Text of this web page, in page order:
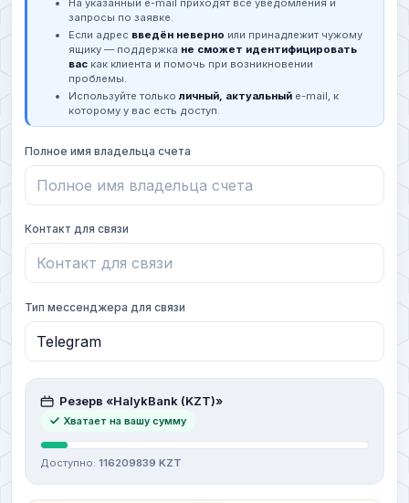
На указанный e-mail приходят все уведомления и
запросы по заявке.
Если адрес введён неверно или принадлежит чужому
ящику — поддержка не сможет идентифицировать
вас как клиента и помочь при возникновении
проблемы.
Используйте тольколичный, актуальный e-mail, к
которому у вас есть доступ.
Полное имя владельца счета
Контакт для связи
Тип мессенджера для связи
Резерв «HalykBank (KZT)»
Хватает на вашу сумму
Доступно: 116209839 KZT